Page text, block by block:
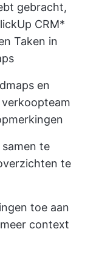
gebracht,
CRM*
Taken in
en
te
te
toe aan
context